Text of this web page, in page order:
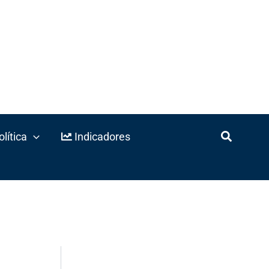
Indicadores